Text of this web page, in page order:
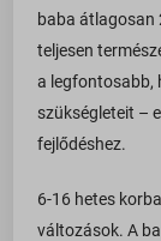
baba átlagosan
teljesen
a legfontosabb,
szükségleteit –
fejlődéshez.
6-16 hetes
változások. A